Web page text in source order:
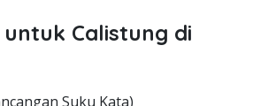
Calistung di
Suku Kata)